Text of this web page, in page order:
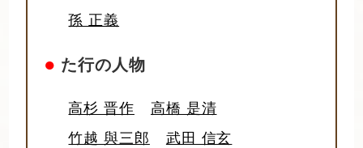
孫 正義
● た行の人物
高杉 晋作
高橋 是清
竹越 與三郎
武田 信玄